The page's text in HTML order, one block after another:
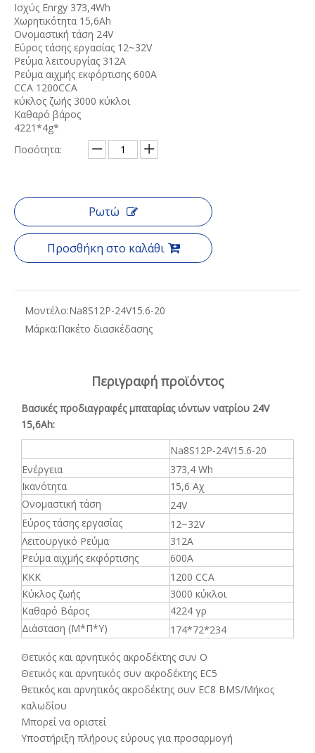
Ισχύς Enrgy 373,4Wh
Χωρητικότητα 15,6Ah
Ονομαστική τάση 24V
Εύρος τάσης εργασίας 12~32V
Ρεύμα λειτουργίας 312A
Ρεύμα αιχμής εκφόρτισης 600A
CCA 1200CCA
κύκλος ζωής 3000 κύκλοι
Καθαρό βάρος
4221*4g*
Ποσότητα:
Ρωτώ
Προσθήκη στο καλάθι
Μοντέλο:Na8S12P-24V15.6-20
Μάρκα:Πακέτο διασκέδασης
Περιγραφή προϊόντος
Βασικές προδιαγραφές μπαταρίας ιόντων νατρίου 24V
15,6Ah:
Na8S12P-24V15.6-20
Ενέργεια
373,4 Wh
Ικανότητα
15,6 Αχ
Ονομαστική τάση
24V
Εύρος τάσης εργασίας
12~32V
Λειτουργικό Ρεύμα
312Α
Ρεύμα αιχμής εκφόρτισης
600Α
ΚΚΚ
1200 CCA
Κύκλος ζωής
3000 κύκλοι
Καθαρό Βάρος
4224 γρ
Διάσταση (Μ*Π*Υ)
174*72*234
Θετικός και αρνητικός ακροδέκτης συν O
Θετικός και αρνητικός συν ακροδέκτης EC5
θετικός και αρνητικός ακροδέκτης συν EC8 BMS/Μήκος
καλωδίου
Μπορεί να οριστεί
Υποστήριξη πλήρους εύρους για προσαρμογή